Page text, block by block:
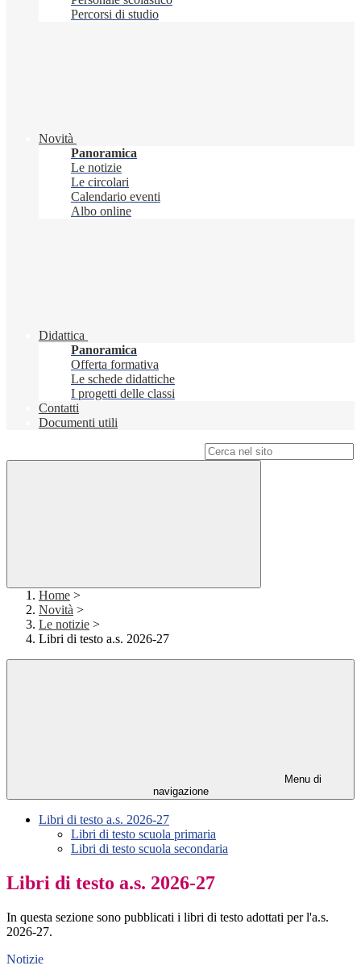
Percorsi di studio
Novità
Panoramica
Le notizie
Le circolari
Calendario eventi
Albo online
Didattica
Panoramica
Offerta formativa
Le schede didattiche
I progetti delle classi
Contatti
Documenti utili
Home >
Novità >
Le notizie >
Libri di testo a.s. 2026-27
Menu di
navigazione
Libri di testo a.s. 2026-27
Libri di testo scuola primaria
Libri di testo scuola secondaria
Libri di testo a.s. 2026-27
In questa sezione sono pubblicati i libri di testo adottati per l'a.s.
2026-27.
Notizie